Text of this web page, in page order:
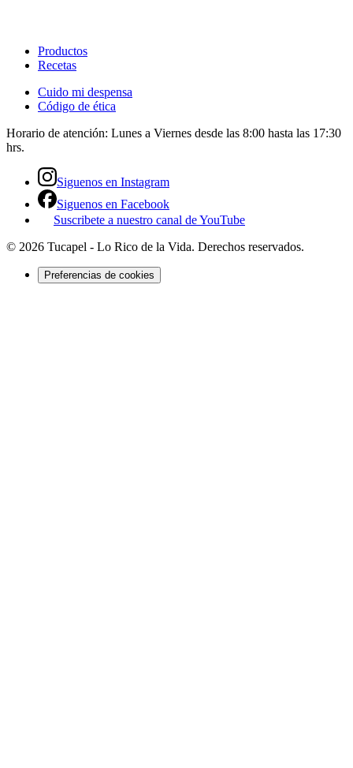
Productos
Recetas
Cuido mi despensa
Código de ética
Horario de atención: Lunes a Viernes desde las 8:00 hasta las 17:30
hrs.
Siguenos en Instagram
Siguenos en Facebook
Suscribete a nuestro canal de YouTube
© 2026 Tucapel - Lo Rico de la Vida. Derechos reservados.
Preferencias de cookies